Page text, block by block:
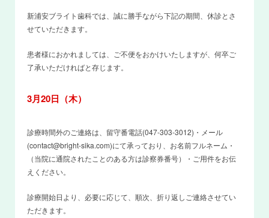
新浦安ブライト歯科では、誠に勝手ながら下記の期間、休診とさ
せていただきます。
患者様におかれましては、ご不便をおかけいたしますが、何卒ご
了承いただければと存じます。
3月20日（木）
診療時間外のご連絡は、留守番電話(047-303-3012)・メール
(contact@bright-sika.com)にて承っており、お名前フルネーム・
（当院に通院されたことのある方は診察券番号）・ご用件をお伝
えください。
診療開始日より、必要に応じて、順次、折り返しご連絡させてい
ただきます。